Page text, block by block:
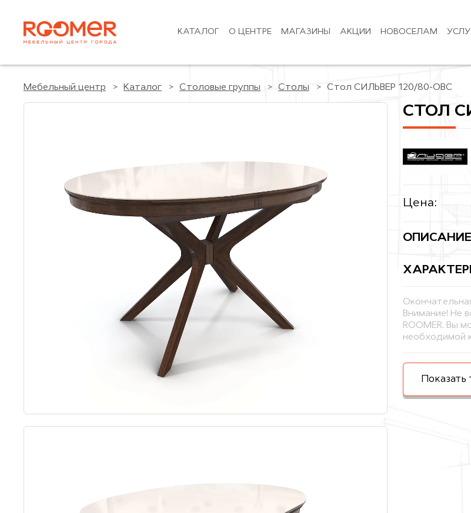
КАТАЛОГ О ЦЕНТРЕ МАГАЗИНЫ АКЦИИ НОВОСЕЛАМ
Мебельный центр Каталог Столовые группы Столы Стол СИЛЬВЕР 120/80-ОВС
СТОЛ
Цена:
ОПИСАНИЕ
Внимание! Не
ROOMER. Вы
необходимой
Показать